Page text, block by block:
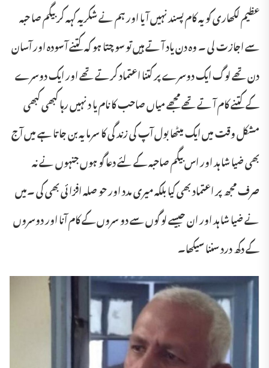
عظیم لکھاری کو یہ کام پسند نہیں آ یا اور ہم نے شکریہ کہہ کر بیگم صا حبہ
سے اجازت لی ۔ وہ دن یاد آ تے ہیں تو سو چتا ہو کہ کتنے آ سودہ اور آسان
دن تھے لوگ ایک دوسرے پر کتنا اعتماد کرتے تھے اور ایک دوسرے
کے کتنے کام آ تے تھے مجھے میاں صاحب کا نام یا د نہیں رہا کبھی کبھی
مشکل وقت میں ایک میٹھا بول آپ کی زند گی کا سرما یہ بن جا تا ہے میں آج
بھی ضیا شا ہد اور اس بیگم صاحبہ کے لئے دعا گو ہوں جنہوں نے نہ
صرف مجھ پر اعتماد بھی کیا بلکہ میری مدد اور حو صلہ افزا ئی بھی کی ۔میں
نے ضیا شا ہد اور ان جیسے لو گوں سے دو سروں کے کام آنا اور دوسروں
کے دکھ درد سننا سیکھا۔